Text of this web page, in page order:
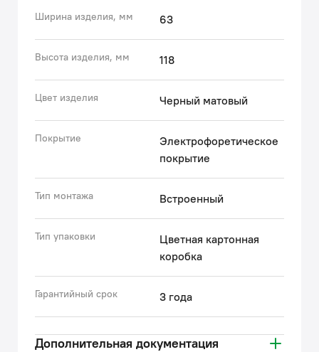
Гарантия на душевые аксессуары IDDIS® – 3 года.
Ширина изделия, мм 63
Высота изделия, мм 118
Цвет изделия Черный матовый
Покрытие
Электрофоретическое
покрытие
Тип монтажа Встроенный
Тип упаковки
Цветная картонная
коробка
Гарантийный срок 3 года
Дополнительная документация